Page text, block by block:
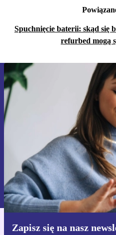
Spuchnięcie baterii: skąd się
refurbed mogą
Zapisz się na nasz
Zapisz się na
Nie przegap
Informacje na temat używania
naszej
Polityce prywatności
Pobierz